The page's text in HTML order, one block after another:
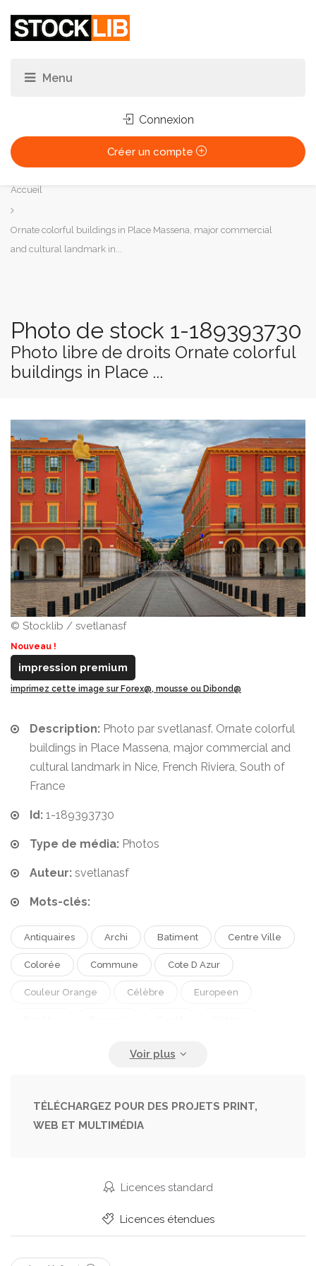
Connexion
Créer un compte
Vous
êtes
ici :
Accueil
Ornate colorful buildings in Place Massena, major commercial
and cultural landmark in...
Photo de stock 1-189393730
Photo libre de droits Ornate colorful
buildings in Place ...
© Stocklib / svetlanasf
Nouveau !
impression premium
imprimez cette image sur Forex@, mousse ou Dibond@
Description: Photo par svetlanasf. Ornate colorful
buildings in Place Massena, major commercial and
cultural landmark in Nice, French Riviera, South of
France
Id: 1-189393730
Type de média: Photos
Auteur: svetlanasf
Mots-clés:
Antiquaires Archi Batiment Centre Ville
Colorée Commune Cote D Azur
Couleur Orange Célèbre Europeen
Méditerranée Métalliques Métiers
Residentiel Resto
Vieille Ville Vieux
TÉLÉCHARGEZ POUR DES PROJETS PRINT,
WEB ET MULTIMÉDIA
Licences standard
Licences étendues